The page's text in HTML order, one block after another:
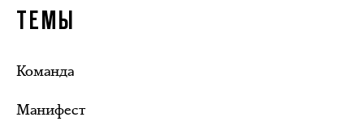
ТЕМЫ
Команда
Манифест